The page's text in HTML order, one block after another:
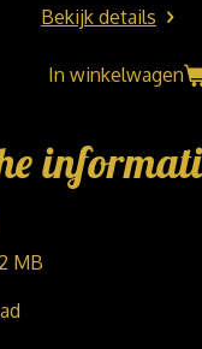
Bekijk details
In winkelwagen
MB